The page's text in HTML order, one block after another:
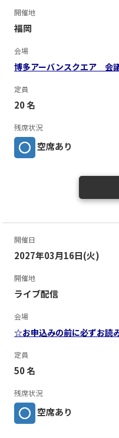
開催地
福岡
会場
博多アーバンスクエア 会
定員
20 名
残席状況
空席あり
開催日
2027年03月16日(火)
開催地
ライブ配信
会場
☆お申込みの前に必ずお読
定員
50 名
残席状況
空席あり